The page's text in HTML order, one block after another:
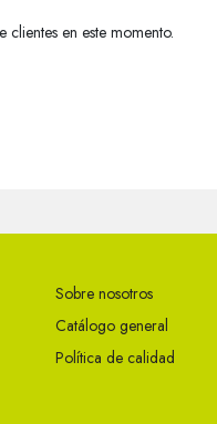
clientes en este momento.
Sobre nosotros
Catálogo general
Política de calidad